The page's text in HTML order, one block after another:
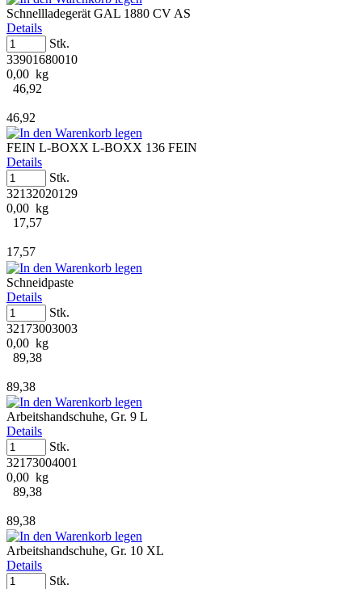
Schnellladegerät GAL 1880 CV AS
Details
Stk.
33901680010
0,00 kg
46,92
46,92
FEIN L-BOXX L-BOXX 136 FEIN
Details
Stk.
32132020129
0,00 kg
17,57
17,57
Schneidpaste
Details
Stk.
32173003003
0,00 kg
89,38
89,38
Arbeitshandschuhe, Gr. 9 L
Details
Stk.
32173004001
0,00 kg
89,38
89,38
Arbeitshandschuhe, Gr. 10 XL
Details
Stk.